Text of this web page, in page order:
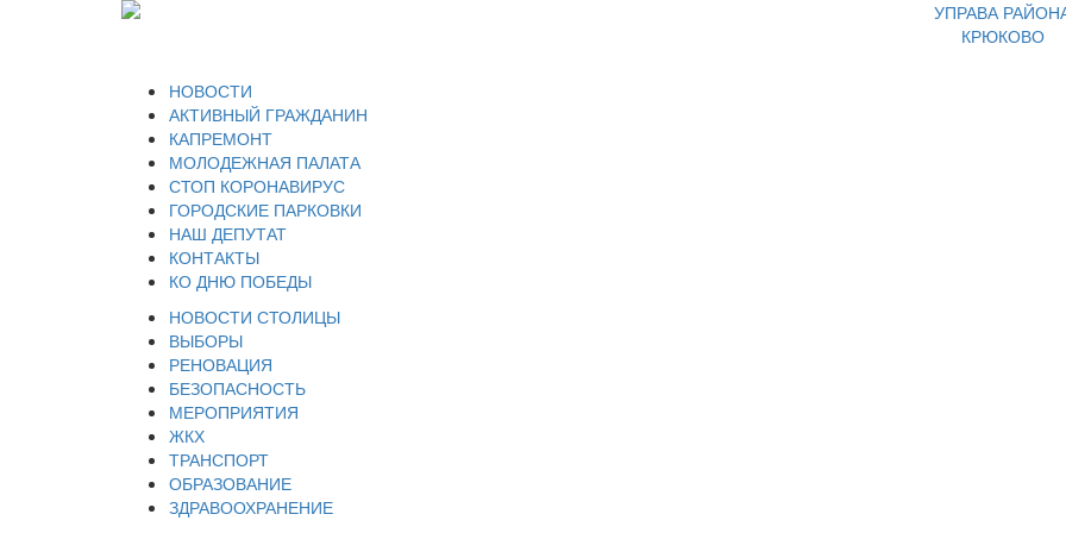
УПРАВА
КРЮКОВО
НОВОСТИ
АКТИВНЫЙ ГРАЖДАНИН
КАПРЕМОНТ
МОЛОДЕЖНАЯ ПАЛАТА
СТОП КОРОНАВИРУС
ГОРОДСКИЕ ПАРКОВКИ
НАШ ДЕПУТАТ
КОНТАКТЫ
КО ДНЮ ПОБЕДЫ
НОВОСТИ СТОЛИЦЫ
ВЫБОРЫ
РЕНОВАЦИЯ
БЕЗОПАСНОСТЬ
МЕРОПРИЯТИЯ
ЖКХ
ТРАНСПОРТ
ОБРАЗОВАНИЕ
ЗДРАВООХРАНЕНИЕ